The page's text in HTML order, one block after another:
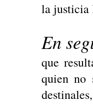
la justicia
En
que
quien no